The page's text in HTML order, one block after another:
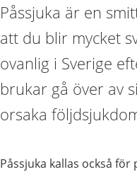
Påssjuka är en
att du blir mycket
ovanlig i Sverige
brukar gå över av
orsaka
Påssjuka kallas också för